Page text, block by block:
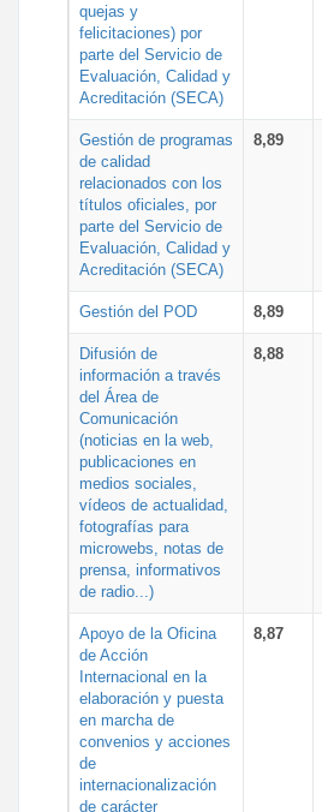
quejas y
felicitaciones) por
parte del Servicio de
Evaluación, Calidad y
Acreditación (SECA)
Gestión de programas
de calidad
relacionados con los
títulos oficiales, por
parte del Servicio de
Evaluación, Calidad y
Acreditación (SECA)
8,89
Gestión del POD 8,89
Difusión de
información a través
del Área de
Comunicación
(noticias en la web,
publicaciones en
medios sociales,
vídeos de actualidad,
fotografías para
microwebs, notas de
prensa, informativos
de radio...)
8,88
Apoyo de la Oficina
de Acción
Internacional en la
elaboración y puesta
en marcha de
convenios y acciones
de
internacionalización
de carácter
8,87